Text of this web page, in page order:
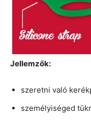
Jellemzők:
szeretni való
személyiséged